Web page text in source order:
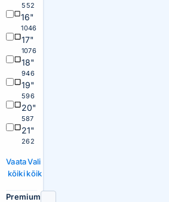
552
16"
1046
17"
1076
18"
946
19"
596
20"
587
21"
262
Vaata
kõiki
Vali
kõik
Premium